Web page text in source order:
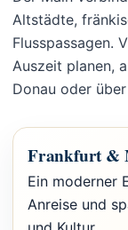
Altstädte,
Flusspassagen.
Auszeit planen,
Donau oder
Frankfurt &
Ein moderner
Anreise und